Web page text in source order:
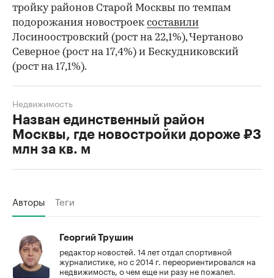
тройку районов Старой Москвы по темпам
подорожания новостроек составили
Лосиноостровский (рост на 22,1%), Чертаново
Северное (рост на 17,4%) и Бескудниковский
(рост на 17,1%).
Назван единственный район
Москвы, где новостройки дороже ₽3
млн за кв. м
Недвижимость
Авторы Теги
Георгий Трушин
редактор новостей. 14 лет отдал спортивной
журналистике, но с 2014 г. переориентировался на
недвижимость, о чем еще ни разу не пожалел.